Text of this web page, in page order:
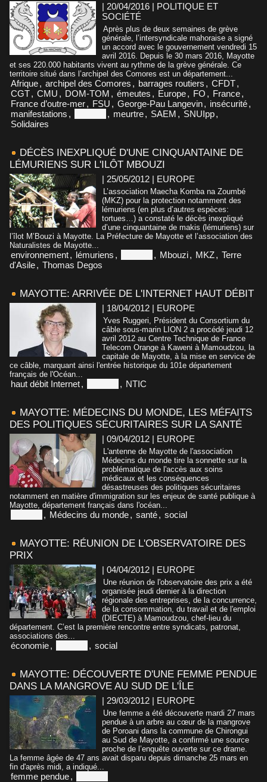
| 20/04/2016 | POLITIQUE ET
SOCIÉTÉ
Après plus de deux semaines de grève
générale, l’intersyndicale mahoraise a signé
un accord avec le gouvernement vendredi 15
avril 2016. Depuis le 30 mars 2016, Mayotte
et ses 220.000 habitants vivent au rythme de la grève générale. Ce
territoire situé dans l’archipel des Comores est un département...
Afrique, archipel des Comores , barrages routiers , CFDT,
CGT, CMU , DOM-TOM , émeutes , Europe, FO , France,
France d’outre-mer, FSU , George-Pau Langevin, insécurité,
manifestations , , meurtre, SAEM , SNUIpp,
Solidaires
DÉCÈS INEXPLIQUÉ D'UNE CINQUANTAINE DE
LÉMURIENS SUR L'ILÔT MBOUZI
| 25/05/2012 | EUROPE
L’association Maecha Komba na Zoumbé
(MKZ) pour la protection notamment des
lémuriens (en plus d’autres espèces:
tortues…) a constaté le décès inexpliqué
d’une cinquantaine de makis (lémuriens) sur
l’îlot M’Bouzi à Mayotte. La Préfecture de Mayotte et l’association des
Naturalistes de Mayotte...
environnement, lémuriens , , Mbouzi, MKZ, Terre
d'Asile, Thomas Degos
MAYOTTE: ARRIVÉE DE L'INTERNET HAUT DÉBIT
| 18/04/2012 | EUROPE
Yves Ruggeri, Président du Consortium du
câble sous-marin LION 2 a procédé jeudi 12
avril 2012 au Centre Technique de France
Telecom Orange à Kaweni à Mamoudzou, la
capitale de Mayotte, à la mise en service de
ce câble, marquant ainsi l'entrée historique du 101e département
français de l'Océan...
haut débit Internet, , NTIC
MAYOTTE: MÉDECINS DU MONDE, LES MÉFAITS
DES POLITIQUES SÉCURITAIRES SUR LA SANTÉ
| 09/04/2012 | EUROPE
L'antenne de Mayotte de l'association
Médecins du monde tire la sonnette sur la
problématique de l'accès aux soins
médicaux et les conséquences
désastreuses des politiques sécuritaires
notamment en matière d'immigration sur les enjeux de santé publique à
Mayotte, département français dans l'océan...
, Médecins du monde, santé, social
MAYOTTE: RÉUNION DE L'OBSERVATOIRE DES
PRIX
| 04/04/2012 | EUROPE
Une réunion de l'observatoire des prix a été
organisée jeudi dernier à la direction
régionale des entreprises, de la concurrence,
de la consommation, du travail et de l'emploi
(DIECTE) à Mamoudzou, chef-lieu du
département. C’est la première rencontre entre syndicats, patronat,
associations des...
économie, , social
MAYOTTE: DÉCOUVERTE D'UNE FEMME PENDUE
DANS LA MANGROVE AU SUD DE L'ÎLE
| 29/03/2012 | EUROPE
Une femme a été découverte mardi 27 mars
pendue à un arbre au cœur de la mangrove
de Poroani dans la commune de Chirongui
au Sud de Mayotte, a confirmé une source
proche de l’enquête ouverte sur ce drame.
La femme âgée de 47 ans avait disparu depuis dimanche 25 mars en
fin d'après midi, a indiqué...
femme pendue,